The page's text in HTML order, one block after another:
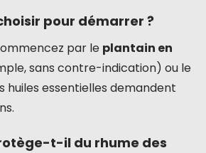
pour démarrer ?
par le plantain en
sans contre-indication) ou le
huiles essentielles demandent
t-il du rhume des